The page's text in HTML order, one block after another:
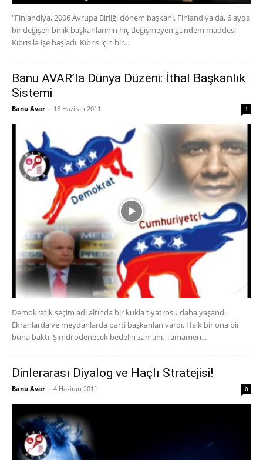
"Finlandiya, 2006 Avrupa Birliği dönem başkanı. Finlandiya da, 6 ayda
bir değişen birlik başkanlarının hiç değişmeyen gündem maddesi
Kıbrıs'la işe başladı. Kıbrıs için bir...
Banu AVAR’la Dünya Düzeni: İthal Başkanlık
Sistemi
Banu Avar - 18 Haziran 2011 1
Demokratik seçim adı altında bir kukla tiyatrosu daha yaşandı.
Ekranlarda ve meydanlarda parti başkanları vardı. Halk bir ona bir
buna baktı. Şimdi ödenecek bedelin zamanı. Tamamen...
Dinlerarası Diyalog ve Haçlı Stratejisi!
Banu Avar - 4 Haziran 2011 0